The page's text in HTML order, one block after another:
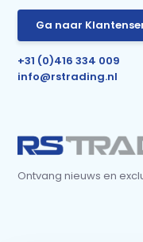
Ga naar
+31 (0)416 334 009
info@rstrading.nl
Ontvang nieuws en